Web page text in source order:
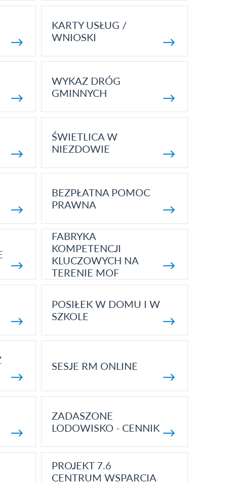
KARTY USŁUG /
WNIOSKI
WYKAZ DRÓG
GMINNYCH
ŚWIETLICA W
NIEZDOWIE
BEZPŁATNA POMOC
PRAWNA
FABRYKA
KOMPETENCJI
KLUCZOWYCH NA
TERENIE MOF
POSIŁEK W DOMU I W
SZKOLE
SESJE RM ONLINE
ZADASZONE
LODOWISKO - CENNIK
PROJEKT 7.6
CENTRUM WSPARCIA